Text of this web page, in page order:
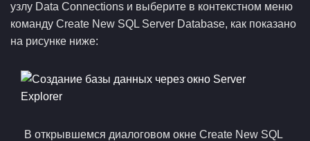
узлу Data Connections и выберите в контекстном меню
команду Create New SQL Server Database, как показано
на рисунке ниже:
В открывшемся диалоговом окне Create New SQL